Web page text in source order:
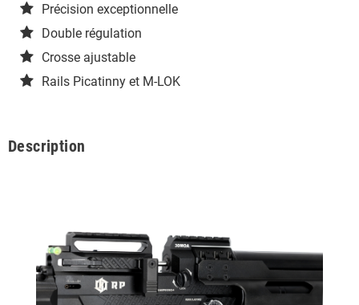
Précision exceptionnelle
Double régulation
Crosse ajustable
Rails Picatinny et M-LOK
Description